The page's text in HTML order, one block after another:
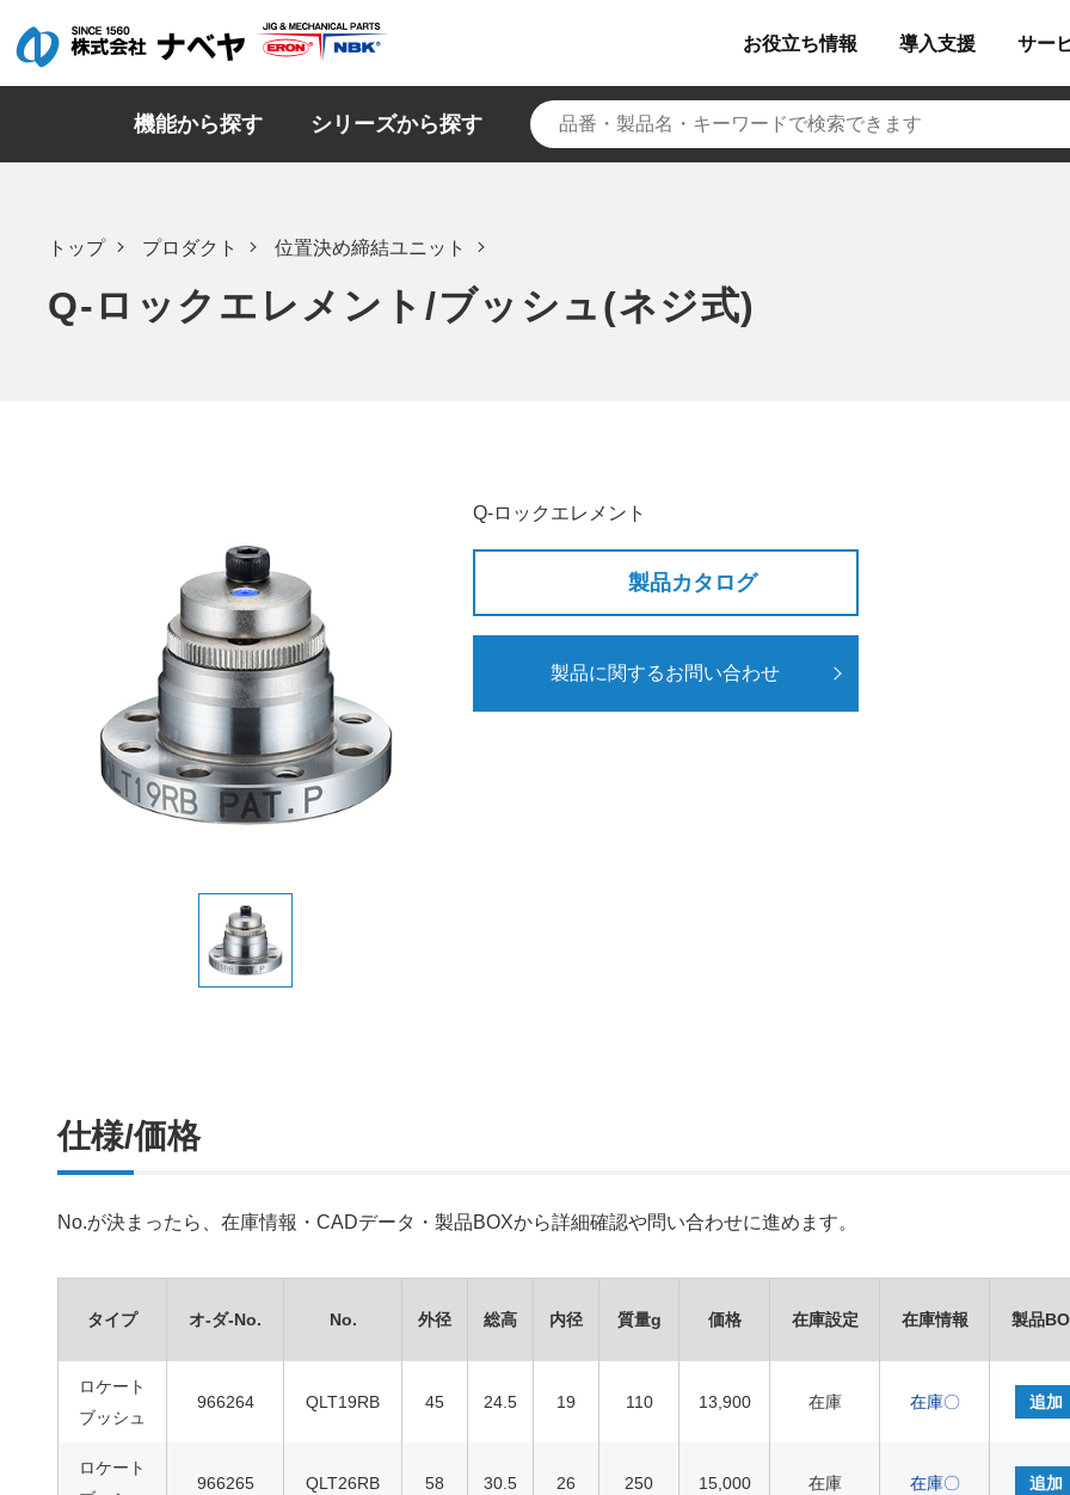
お役立ち情報 導入支援 サー
機能から探す シリーズから探す
トップ プロダクト 位置決め締結ユニット
Q-ロックエレメント/ブッシュ(ネジ式)
Q-ロックエレメント
製品カタログ
製品に関するお問い合わせ
仕様/価格
No.が決まったら、在庫情報・CADデータ・製品BOXから詳細確認や問い合わせに進めます。
タイプ オ-ダ-No. No. 外径 総高 内径 質量g 価格 在庫設定 在庫情報 製品
ロケート
ブッシュ
966264 QLT19RB 45 24.5 19 110 13,900 在庫 在庫〇 追加
ロケート
966265 QLT26RB 58 30.5 26 250 15,000 在庫 在庫〇 追加